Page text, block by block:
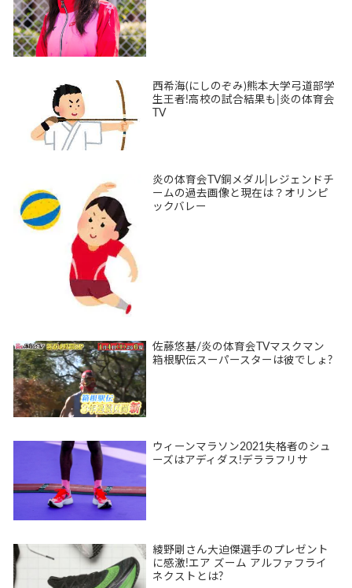
西希海(にしのぞみ)熊本大学弓道部学
生王者!高校の試合結果も|炎の体育会
TV
炎の体育会TV銅メダル|レジェンドチ
ームの過去画像と現在は？オリンピ
ックバレー
佐藤悠基/炎の体育会TVマスクマン
箱根駅伝スーパースターは彼でしょ?
ウィーンマラソン2021失格者のシュ
ーズはアディダス!デララフリサ
綾野剛さん大迫傑選手のプレゼント
に感激!エア ズーム アルファフライ
ネクストとは?